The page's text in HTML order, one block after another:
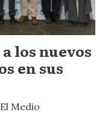
los nuevos
en sus
Medio